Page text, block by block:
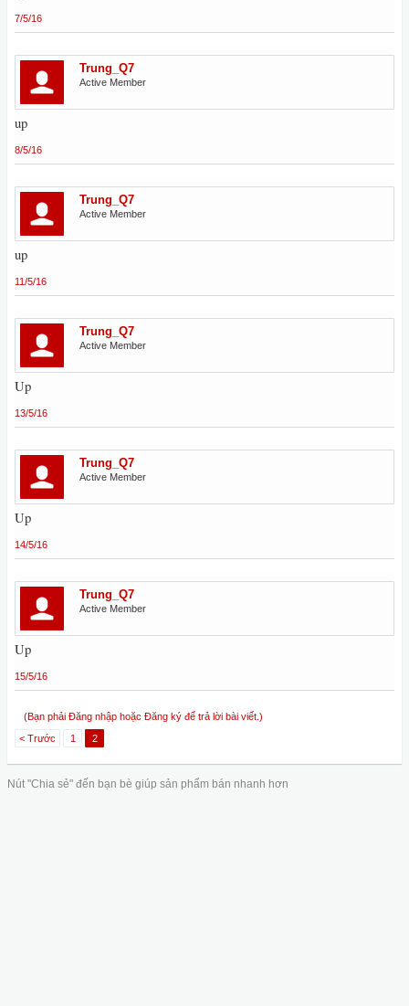
7/5/16
Trung_Q7
Active Member
up
8/5/16
Trung_Q7
Active Member
up
11/5/16
Trung_Q7
Active Member
Up
13/5/16
Trung_Q7
Active Member
Up
14/5/16
Trung_Q7
Active Member
Up
15/5/16
(Bạn phải Đăng nhập hoặc Đăng ký để trả lời bài viết.)
< Trước
1 2
Nút "Chia sẻ" đến bạn bè giúp sản phẩm bán nhanh hơn